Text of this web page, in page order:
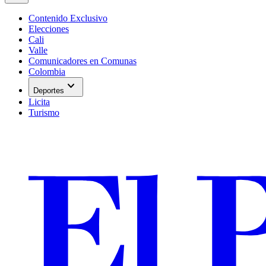
Contenido Exclusivo
Elecciones
Cali
Valle
Comunicadores en Comunas
Colombia
Deportes expand_more
Licita
Turismo